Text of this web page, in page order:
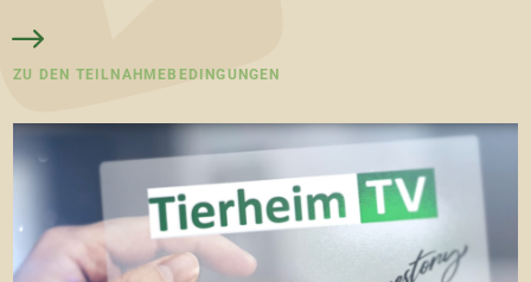
ZU DEN TEILNAHMEBEDINGUNGEN